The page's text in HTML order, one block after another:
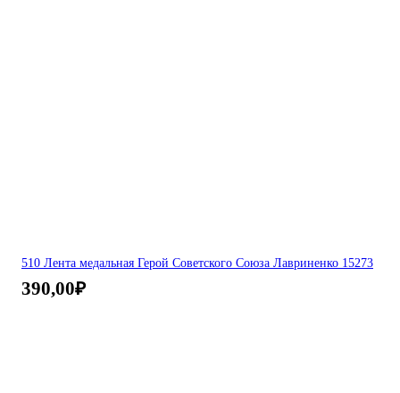
510 Лента медальная Герой Советского Союза Лавриненко 15273
390,00₽